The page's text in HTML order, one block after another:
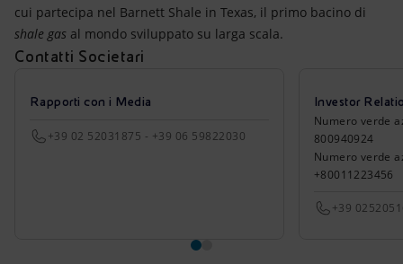
cui partecipa nel Barnett Shale in Texas, il primo bacino di
shale gas al mondo sviluppato su larga scala.
Contatti Societari
Rapporti con i Media
+39 02 52031875 - +39 06 59822030
Investor
Numero verde
800940924
Numero verde
+80011223456
+39